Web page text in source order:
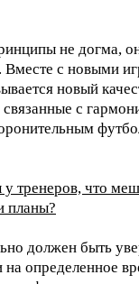
не догма,
Вместе с новыми
новый
с
тренеров, что
планы?
должен быть
на определенное